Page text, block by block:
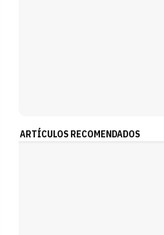
ARTÍCULOS RECOMENDADOS